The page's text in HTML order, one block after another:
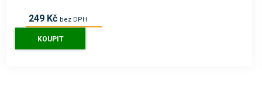
249 Kč bez DPH
KOUPIT